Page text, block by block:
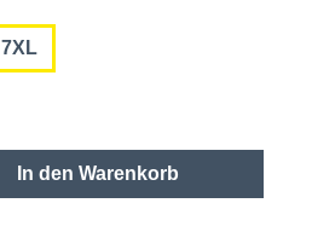
7XL
In den Warenkorb